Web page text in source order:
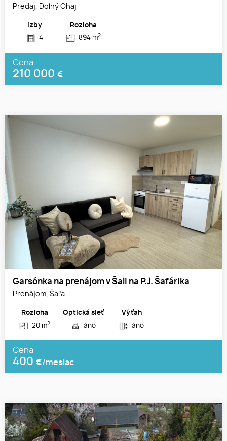
Predaj, Dolný Ohaj
Izby
4
Rozloha
894 m2
Cena
210 000 €
Garsónka na prenájom v Šali na P.J. Šafárika
Prenájom, Šaľa
Rozloha
20 m2
Optická sieť
áno
Výťah
áno
Cena
400 €/mesiac